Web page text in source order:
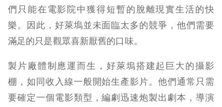
們只能在電影院中獲得短暫的脫離現實生活的快
樂。因此，好萊塢並未面臨太多的競爭，他們需要
滿足的只是觀眾喜新厭舊的口味。
製片廠體制應運而生，好萊塢搭建起巨大的攝影
棚，如同收入線一般開始生產影片。他們通常只需
要確定一個電影類型，編劇迅速炮製出劇本，導演